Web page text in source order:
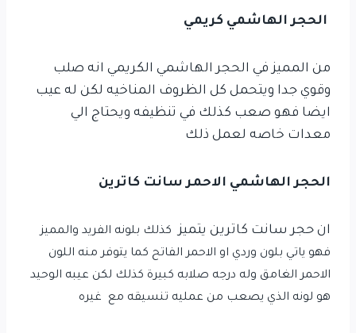
الحجر الهاشمي كريمي
من المميز في الحجر الهاشمي الكريمي انه صلب
وقوي جدا ويتحمل كل الظروف المناخيه لكن له عيب
ايضا فهو صعب كذلك في تنظيفه ويحتاج الي
معدات خاصه لعمل ذلك
الحجر الهاشمي الاحمر سانت كاترين
ان حجر سانت كاترين يتميز كذلك بلونه الفريد والمميز
فهو ياتي بلون وردي او الاحمر الفاتح كما يتوفر منه اللون
الاحمر الغامق وله درجه صلابه كبيرة كذلك لكن عيبه الوحيد
هو لونه الذي يصعب من عمليه تنسيقه مع غيره